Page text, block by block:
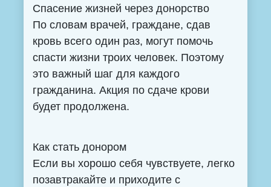
Спасение жизней через донорство
По словам врачей, граждане, сдав
кровь всего один раз, могут помочь
спасти жизни троих человек. Поэтому
это важный шаг для каждого
гражданина. Акция по сдаче крови
будет продолжена.
Как стать донором
Если вы хорошо себя чувствуете, легко
позавтракайте и приходите с